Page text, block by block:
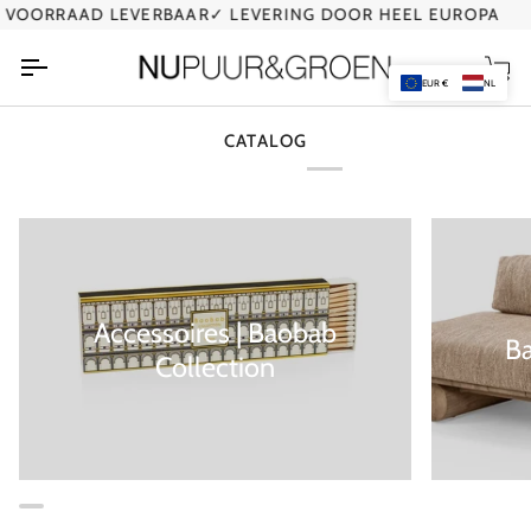
Ga
inhoud
LEVERBAAR✓ LEVERING DOOR HEEL EUROPA
CATALOG
Accessoires | Baobab
Collection
EUR € NL